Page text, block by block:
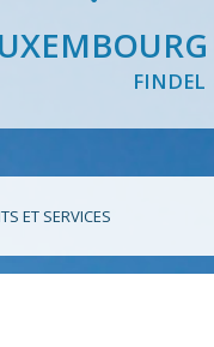
FINDEL
ET SERVICES